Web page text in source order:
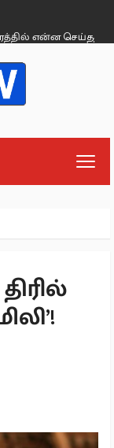
செய்தது? -